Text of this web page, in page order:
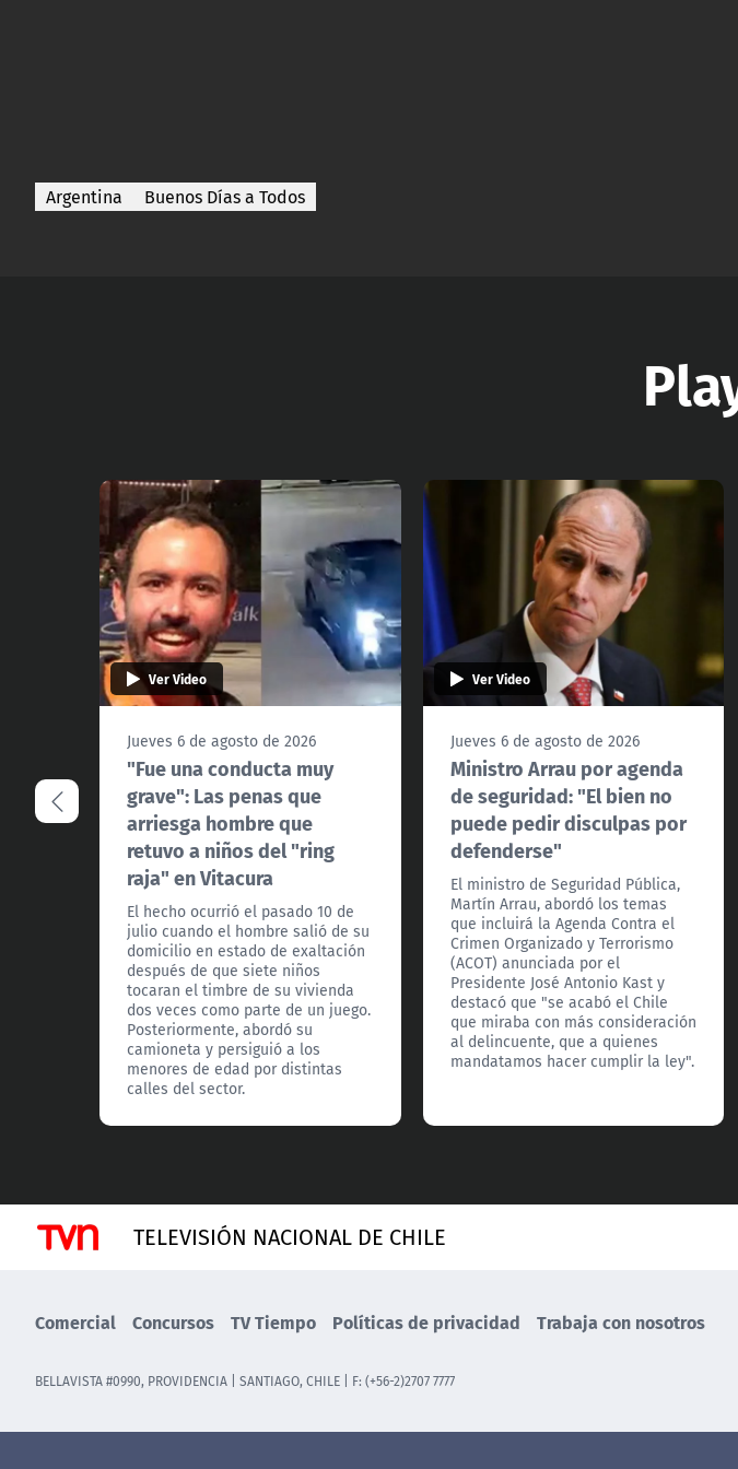
Argentina Buenos Días a Todos
Ver Video
Jueves 6 de agosto de 2026
"Fue una conducta muy
grave": Las penas que
arriesga hombre que
retuvo a niños del "ring
raja" en Vitacura
El hecho ocurrió el pasado 10 de
julio cuando el hombre salió de su
domicilio en estado de exaltación
después de que siete niños
tocaran el timbre de su vivienda
dos veces como parte de un juego.
Posteriormente, abordó su
camioneta y persiguió a los
menores de edad por distintas
calles del sector.
Ver Video
Jueves 6 de agosto de 2026
Ministro Arrau por agenda
de seguridad: "El bien no
puede pedir disculpas por
defenderse"
El ministro de Seguridad Pública,
Martín Arrau, abordó los temas
que incluirá la Agenda Contra el
Crimen Organizado y Terrorismo
(ACOT) anunciada por el
Presidente José Antonio Kast y
destacó que "se acabó el Chile
que miraba con más consideración
al delincuente, que a quienes
mandatamos hacer cumplir la ley".
TELEVISIÓN NACIONAL DE CHILE
Comercial Concursos TV Tiempo Políticas de privacidad Trabaja con nosotros
BELLAVISTA #0990, PROVIDENCIA | SANTIAGO, CHILE | F: (+56-2)2707 7777